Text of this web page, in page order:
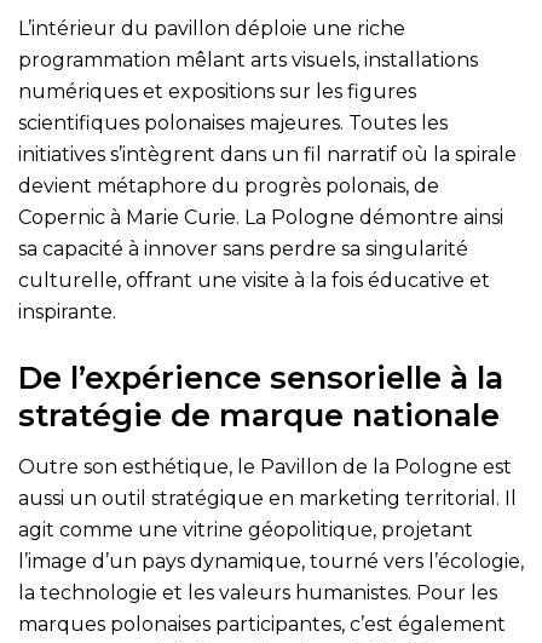
L’intérieur du pavillon déploie une riche
programmation mêlant arts visuels, installations
numériques et expositions sur les figures
scientifiques polonaises majeures. Toutes les
initiatives s’intègrent dans un fil narratif où la spirale
devient métaphore du progrès polonais, de
Copernic à Marie Curie. La Pologne démontre ainsi
sa capacité à innover sans perdre sa singularité
culturelle, offrant une visite à la fois éducative et
inspirante.
De l’expérience sensorielle à la
stratégie de marque nationale
Outre son esthétique, le Pavillon de la Pologne est
aussi un outil stratégique en marketing territorial. Il
agit comme une vitrine géopolitique, projetant
l’image d’un pays dynamique, tourné vers l’écologie,
la technologie et les valeurs humanistes. Pour les
marques polonaises participantes, c’est également